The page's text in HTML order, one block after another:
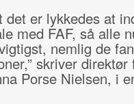
det er lykkedes at
med FAF, så alle
nemlig de
skriver direktør
Porse Nielsen, i